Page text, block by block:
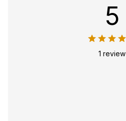
5
1 review